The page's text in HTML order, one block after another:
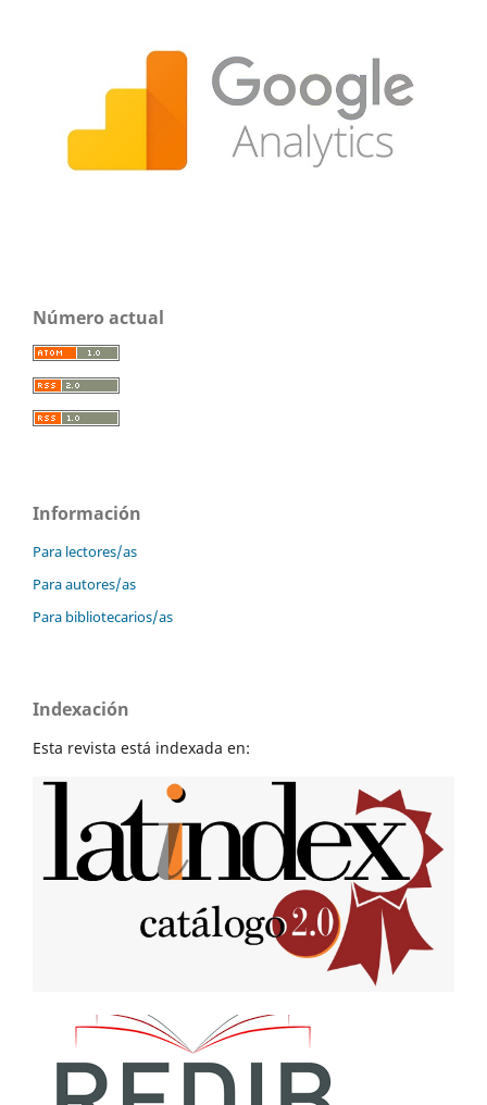
Número actual
Información
Para lectores/as
Para autores/as
Para bibliotecarios/as
Indexación
Esta revista está indexada en: